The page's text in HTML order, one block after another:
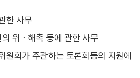
한 사무
위ㆍ해촉 등에 관한 사무
원회가 주관하는 토론회등의 지원에